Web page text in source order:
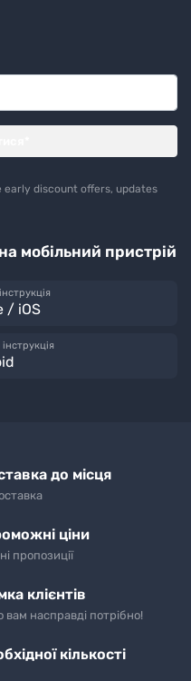
discount offers, updates
мобільний пристрій
/ iOS
до місця
ціни
пропозиції
клієнтів
насправді потрібно!
кількості